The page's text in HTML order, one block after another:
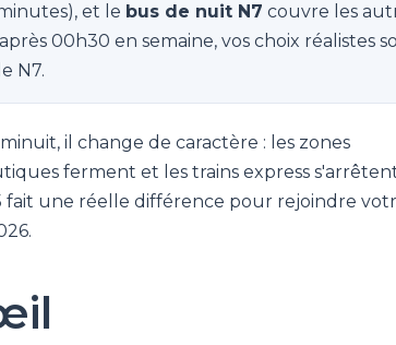
et le bus de nuit N7 couvre les
00h30 en semaine, vos choix réalistes
N7.
il change de caractère : les zones
ferment et les trains express
fait une réelle différence pour rejoindre